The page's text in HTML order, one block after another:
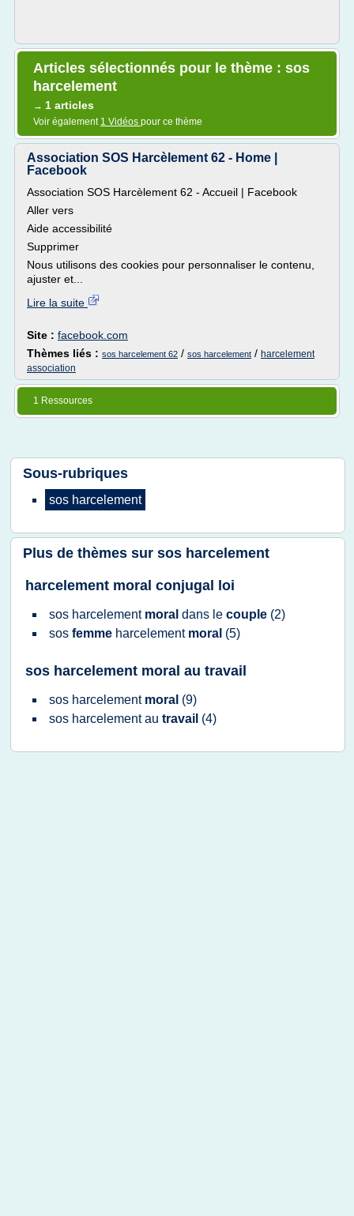
Articles sélectionnés pour le thème : sos
harcelement
→ 1 articles
Voir également 1 Vidéos pour ce thème
Association SOS Harcèlement 62 - Home |
Facebook
Association SOS Harcèlement 62 - Accueil | Facebook
Aller vers
Aide accessibilité
Supprimer
Nous utilisons des cookies pour personnaliser le contenu,
ajuster et...
Lire la suite
Site : facebook.com
Thèmes liés : sos harcelement 62 / sos harcelement / harcelement
association
1 Ressources
Sous-rubriques
sos harcelement
Plus de thèmes sur sos harcelement
harcelement moral conjugal loi
sos harcelement moral dans le couple (2)
sos femme harcelement moral (5)
sos harcelement moral au travail
sos harcelement moral (9)
sos harcelementau travail (4)